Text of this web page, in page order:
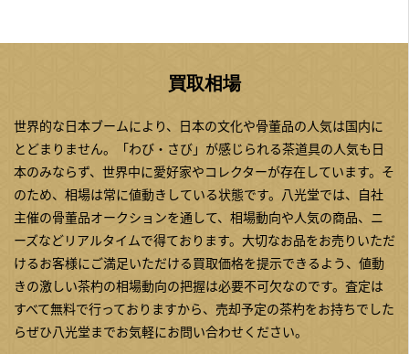
買取相場
世界的な日本ブームにより、日本の文化や骨董品の人気は国内に
とどまりません。「わび・さび」が感じられる茶道具の人気も日
本のみならず、世界中に愛好家やコレクターが存在しています。そ
のため、相場は常に値動きしている状態です。八光堂では、自社
主催の骨董品オークションを通して、相場動向や人気の商品、ニ
ーズなどリアルタイムで得ております。大切なお品をお売りいただ
けるお客様にご満足いただける買取価格を提示できるよう、値動
きの激しい茶杓の相場動向の把握は必要不可欠なのです。査定は
すべて無料で行っておりますから、売却予定の茶杓をお持ちでした
らぜひ八光堂までお気軽にお問い合わせください。